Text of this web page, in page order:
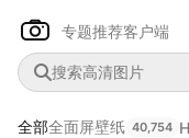
专题推荐客户端
全部全面屏壁纸 40,754